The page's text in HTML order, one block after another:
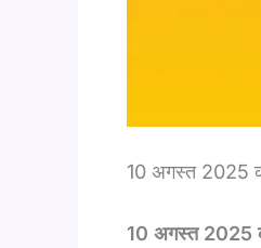
10 अगस्त 2025
10 अगस्त 2025